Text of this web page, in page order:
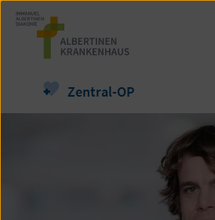
Zum
Seiteninhalt
springen
Zentral-OP